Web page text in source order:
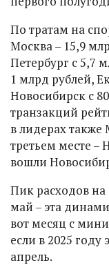
По тратам на
Москва – 15,9
Петербург с 5,7
1 млрд рублей,
Новосибирск с
транзакций
в лидерах также
третьем месте –
вошли
Пик расходов на
май – эта
вот месяц с
если в 2025 году
апрель.